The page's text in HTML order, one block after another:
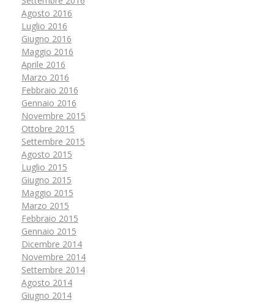
Agosto 2016
Luglio 2016
Giugno 2016
Maggio 2016
Aprile 2016
Marzo 2016
Febbraio 2016
Gennaio 2016
Novembre 2015
Ottobre 2015
Settembre 2015
Agosto 2015
Luglio 2015
Giugno 2015
Maggio 2015
Marzo 2015
Febbraio 2015
Gennaio 2015
Dicembre 2014
Novembre 2014
Settembre 2014
Agosto 2014
Giugno 2014